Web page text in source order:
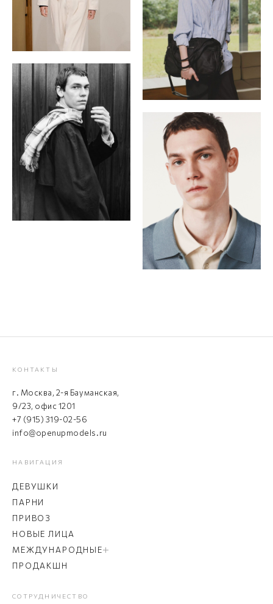
КОНТАКТЫ
г. Москва, 2-я Бауманская,
9/23, офис 1201
+7 (915) 319-02-56
info@openupmodels.ru
НАВИГАЦИЯ
ДЕВУШКИ
ПАРНИ
ПРИВОЗ
НОВЫЕ ЛИЦА
МЕЖДУНАРОДНЫЕ
ПРОДАКШН
СОТРУДНИЧЕСТВО